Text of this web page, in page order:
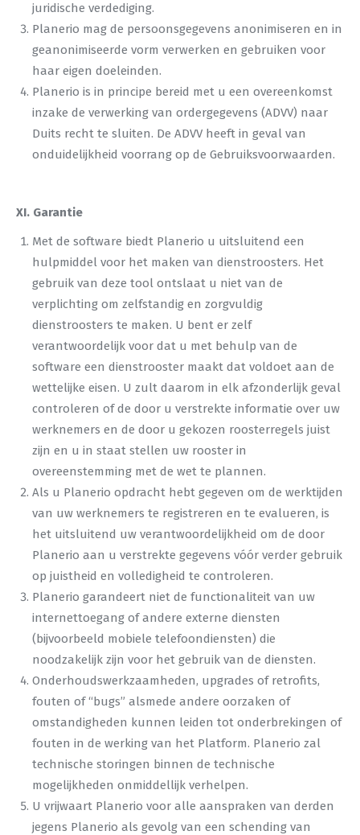
juridische verdediging.
Planerio mag de persoonsgegevens anonimiseren en in
geanonimiseerde vorm verwerken en gebruiken voor
haar eigen doeleinden.
Planerio is in principe bereid met u een overeenkomst
inzake de verwerking van ordergegevens (ADVV) naar
Duits recht te sluiten. De ADVV heeft in geval van
onduidelijkheid voorrang op de Gebruiksvoorwaarden.
XI. Garantie
Met de software biedt Planerio u uitsluitend een
hulpmiddel voor het maken van dienstroosters. Het
gebruik van deze tool ontslaat u niet van de
verplichting om zelfstandig en zorgvuldig
dienstroosters te maken. U bent er zelf
verantwoordelijk voor dat u met behulp van de
software een dienstrooster maakt dat voldoet aan de
wettelijke eisen. U zult daarom in elk afzonderlijk geval
controleren of de door u verstrekte informatie over uw
werknemers en de door u gekozen roosterregels juist
zijn en u in staat stellen uw rooster in
overeenstemming met de wet te plannen.
Als u Planerio opdracht hebt gegeven om de werktijden
van uw werknemers te registreren en te evalueren, is
het uitsluitend uw verantwoordelijkheid om de door
Planerio aan u verstrekte gegevens vóór verder gebruik
op juistheid en volledigheid te controleren.
Planerio garandeert niet de functionaliteit van uw
internettoegang of andere externe diensten
(bijvoorbeeld mobiele telefoondiensten) die
noodzakelijk zijn voor het gebruik van de diensten.
Onderhoudswerkzaamheden, upgrades of retrofits,
fouten of “bugs” alsmede andere oorzaken of
omstandigheden kunnen leiden tot onderbrekingen of
fouten in de werking van het Platform. Planerio zal
technische storingen binnen de technische
mogelijkheden onmiddellijk verhelpen.
U vrijwaart Planerio voor alle aanspraken van derden
jegens Planerio als gevolg van een schending van